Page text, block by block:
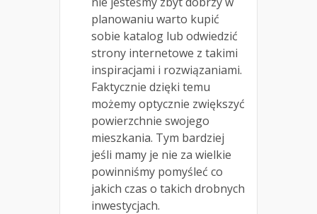
planowaniu warto kupić
sobie katalog lub odwiedzić
strony internetowe z takimi
inspiracjami i rozwiązaniami.
Faktycznie dzięki temu
możemy optycznie zwiększyć
powierzchnie swojego
mieszkania. Tym bardziej
jeśli mamy je nie za wielkie
powinniśmy pomyśleć co
jakich czas o takich drobnych
inwestycjach.